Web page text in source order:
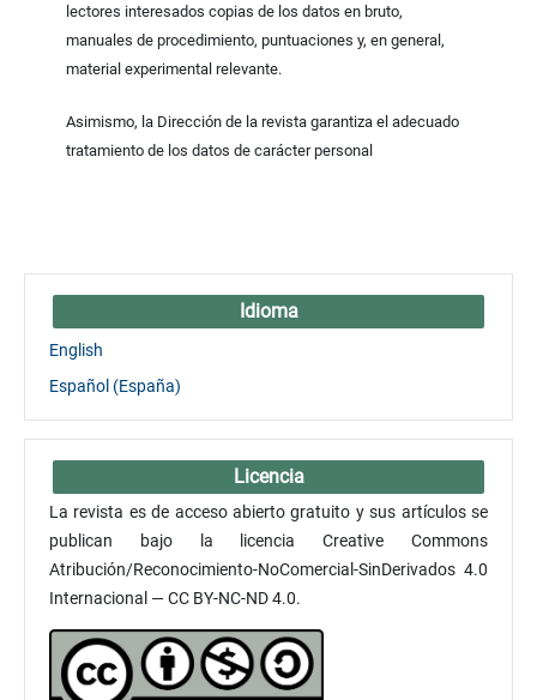
lectores interesados copias de los datos en bruto,
manuales de procedimiento, puntuaciones y, en general,
material experimental relevante.
Asimismo, la Dirección de la revista garantiza el adecuado
tratamiento de los datos de carácter personal
Idioma
English
Español (España)
Licencia
La revista es de acceso abierto gratuito y sus artículos se
publican bajo la licencia Creative Commons
Atribución/Reconocimiento-NoComercial-SinDerivados 4.0
Internacional — CC BY-NC-ND 4.0.